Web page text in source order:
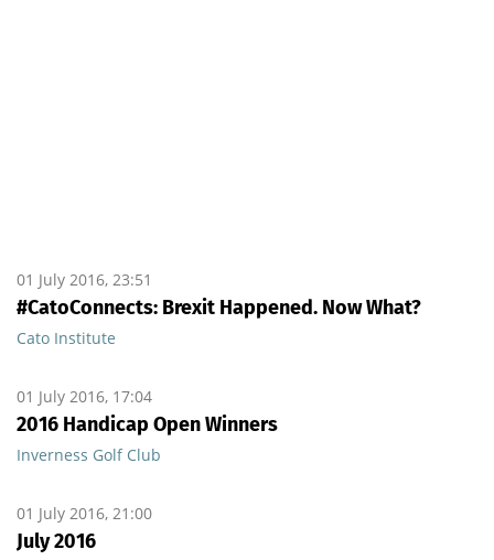
01 July 2016, 23:51
#CatoConnects: Brexit Happened. Now What?
Cato Institute
01 July 2016, 17:04
2016 Handicap Open Winners
Inverness Golf Club
01 July 2016, 21:00
July 2016